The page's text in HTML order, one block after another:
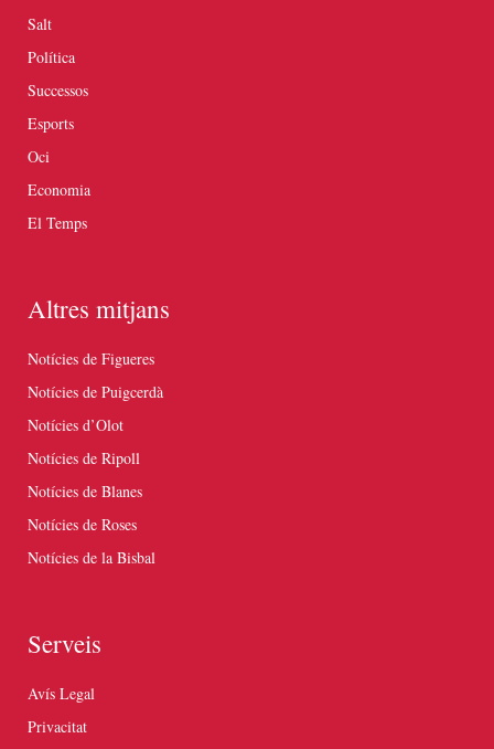
Salt
Política
Successos
Esports
Oci
Economia
El Temps
Altres mitjans
Notícies de Figueres
Notícies de Puigcerdà
Notícies d’Olot
Notícies de Ripoll
Notícies de Blanes
Notícies de Roses
Notícies de la Bisbal
Serveis
Avís Legal
Privacitat